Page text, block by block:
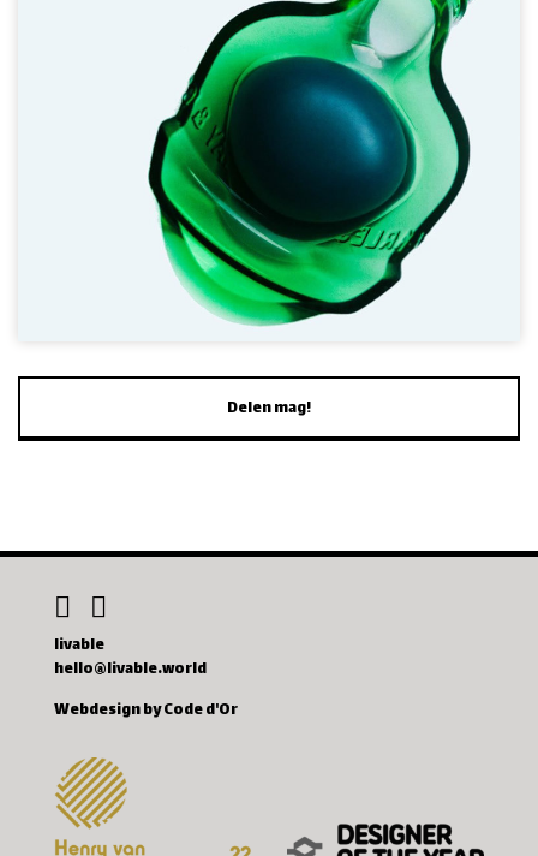
Delen mag!
livable
hello@livable.world
Webdesign by Code d'Or